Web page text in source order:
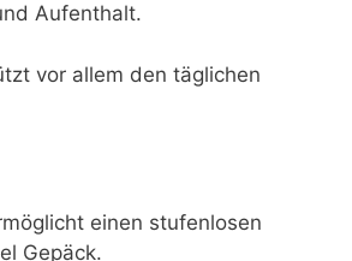
Aufenthalt.
vor allem den täglichen
einen stufenlosen
Gepäck.